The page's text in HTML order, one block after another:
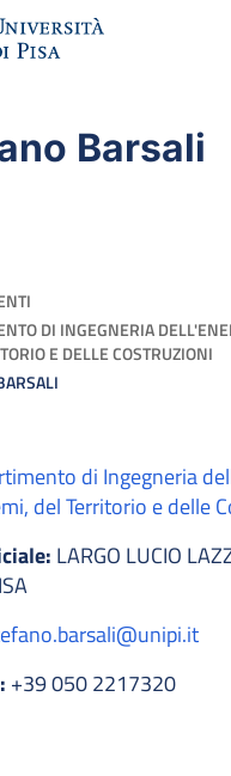
Barsali
DI INGEGNERIA
E DELLE COSTRUZIONI
di Ingegneria
del Territorio e delle
LARGO LUCIO
+39 050 2217320